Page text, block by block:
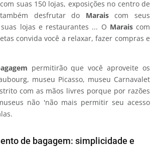
suas 150 lojas, exposições no centro de
desfrutar do Maraiscom seus
lojas e restaurantes ... O Maraiscom
convida você a relaxar, fazer compras e
permitirão que você aproveite os
museu Picasso, museu Carnavalet
com as mãos livres porque por razões
não 'não mais permitir seu acesso
de bagagem: simplicidade e